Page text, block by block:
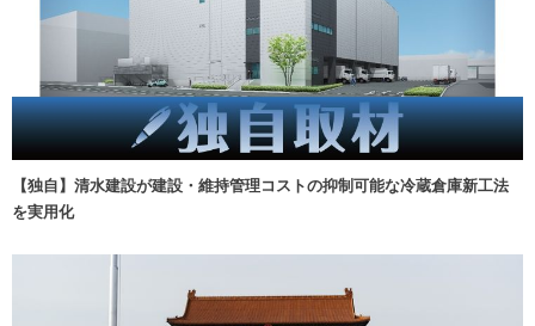
【独自】清水建設が建設・維持管理コストの抑制可能な冷蔵倉庫新工法
を実用化